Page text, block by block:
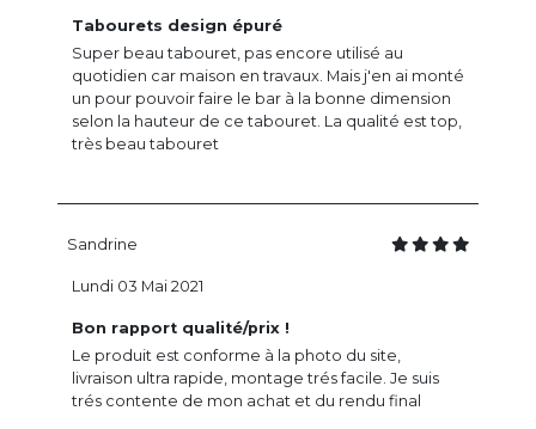
Tabourets design épuré
Super beau tabouret, pas encore utilisé au
quotidien car maison en travaux. Mais j'en ai monté
un pour pouvoir faire le bar à la bonne dimension
selon la hauteur de ce tabouret. La qualité est top,
très beau tabouret
Sandrine
Bon rapport qualité/prix !
Le produit est conforme à la photo du site,
livraison ultra rapide, montage trés facile. Je suis
trés contente de mon achat et du rendu final
Lundi 03 Mai 2021